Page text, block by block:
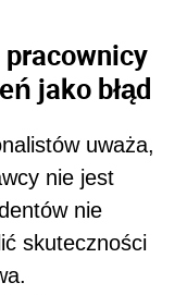
jako błąd
uważa,
nie jest
nie
skuteczności